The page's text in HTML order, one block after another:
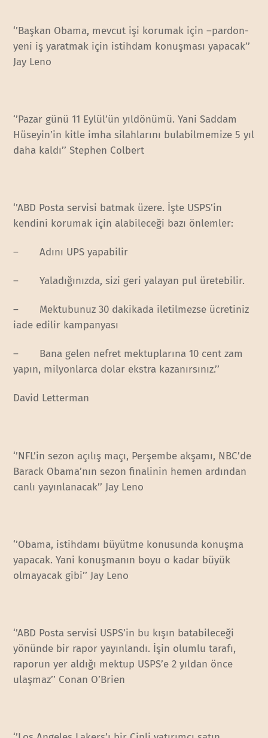
‘’Başkan Obama, mevcut işi korumak için –pardon-
yeni iş yaratmak için istihdam konuşması yapacak’’
Jay Leno
‘’Pazar günü 11 Eylül’ün yıldönümü. Yani Saddam
Hüseyin’in kitle imha silahlarını bulabilmemize 5 yıl
daha kaldı’’ Stephen Colbert
‘’ABD Posta servisi batmak üzere. İşte USPS’in
kendini korumak için alabileceği bazı önlemler:
– Adını UPS yapabilir
– Yaladığınızda, sizi geri yalayan pul üretebilir.
– Mektubunuz 30 dakikada iletilmezse ücretiniz
iade edilir kampanyası
– Bana gelen nefret mektuplarına 10 cent zam
yapın, milyonlarca dolar ekstra kazanırsınız.’’
David Letterman
‘’NFL’in sezon açılış maçı, Perşembe akşamı, NBC’de
Barack Obama’nın sezon finalinin hemen ardından
canlı yayınlanacak’’ Jay Leno
‘’Obama, istihdamı büyütme konusunda konuşma
yapacak. Yani konuşmanın boyu o kadar büyük
olmayacak gibi’’ Jay Leno
‘’ABD Posta servisi USPS’in bu kışın batabileceği
yönünde bir rapor yayınlandı. İşin olumlu tarafı,
raporun yer aldığı mektup USPS’e 2 yıldan önce
ulaşmaz’’ Conan O’Brien